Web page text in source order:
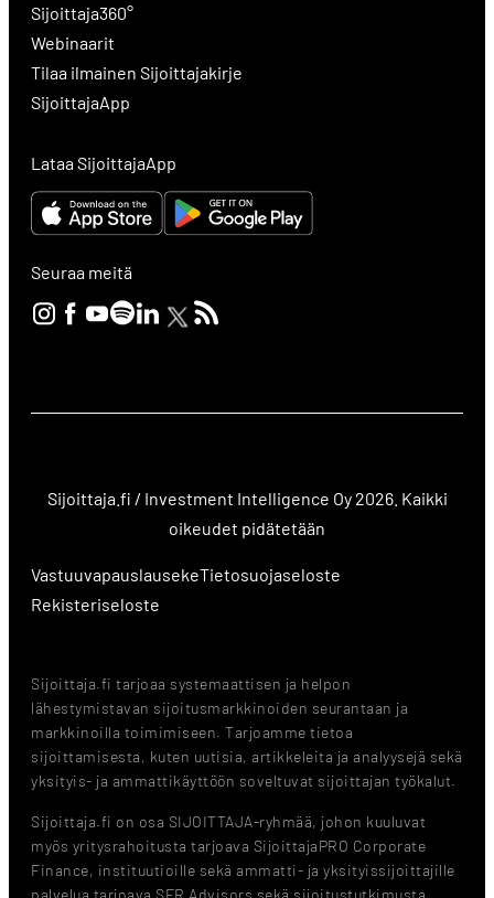
Sijoittaja360°
Webinaarit
Tilaa ilmainen Sijoittajakirje
SijoittajaApp
Lataa SijoittajaApp
Seuraa meitä
Sijoittaja.fi / Investment Intelligence Oy 2026. Kaikki
oikeudet pidätetään
VastuuvapauslausekeTietosuojaseloste
Rekisteriseloste
Sijoittaja.fi tarjoaa systemaattisen ja helpon
lähestymistavan sijoitusmarkkinoiden seurantaan ja
markkinoilla toimimiseen. Tarjoamme tietoa
sijoittamisesta, kuten uutisia, artikkeleita ja analyysejä sekä
yksityis- ja ammattikäyttöön soveltuvat sijoittajan työkalut.
Sijoittaja.fi on osa SIJOITTAJA-ryhmää, johon kuuluvat
myös yritysrahoitusta tarjoava SijoittajaPRO Corporate
Finance, instituutioille sekä ammatti- ja yksityissijoittajille
palvelua tarjoava SFR Advisors sekä sijoitustutkimusta